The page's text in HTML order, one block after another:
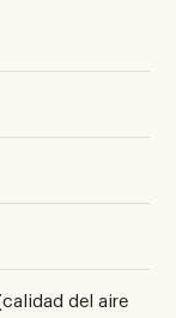
del aire